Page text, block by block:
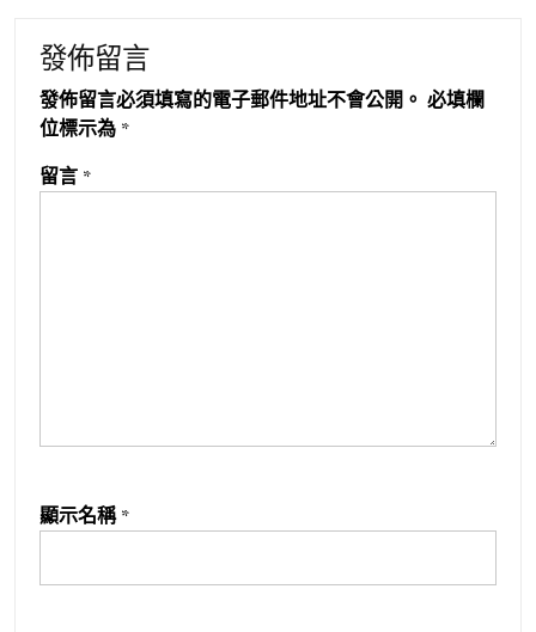
發佈留言
發佈留言必須填寫的電子郵件地址不會公開。 必填欄
位標示為 *
留言 *
顯示名稱 *